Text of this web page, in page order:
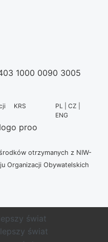
1000 0090 3005
KRS
PL | CZ |
ENG
otrzymanych z NIW-
Organizacji Obywatelskich